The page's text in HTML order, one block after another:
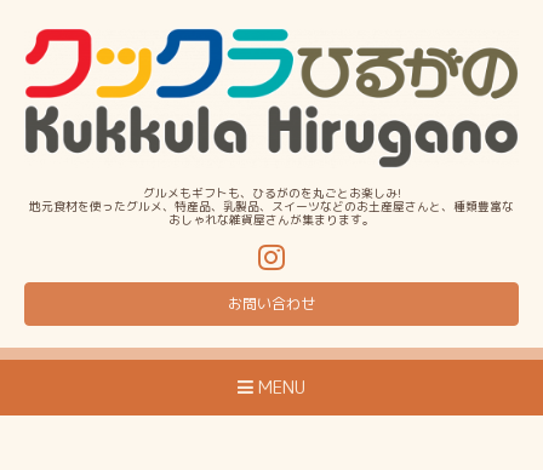
グルメもギフトも、ひるがのを丸ごとお楽しみ!
地元食材を使ったグルメ、特産品、乳製品、スイーツなどのお土産屋さんと、種類豊富な
おしゃれな雑貨屋さんが集まります。
お問い合わせ
MENU